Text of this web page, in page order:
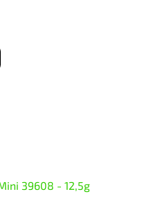
39608 - 12,5g